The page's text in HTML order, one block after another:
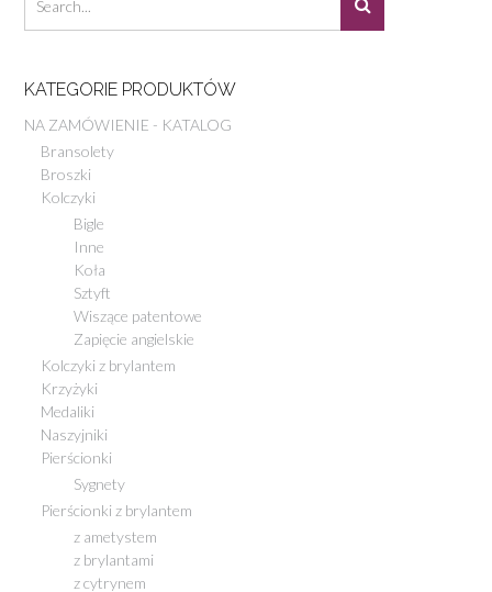
KATEGORIE PRODUKTÓW
NA ZAMÓWIENIE - KATALOG
Bransolety
Broszki
Kolczyki
Bigle
Inne
Koła
Sztyft
Wiszące patentowe
Zapięcie angielskie
Kolczyki z brylantem
Krzyżyki
Medaliki
Naszyjniki
Pierścionki
Sygnety
Pierścionki z brylantem
z ametystem
z brylantami
z cytrynem